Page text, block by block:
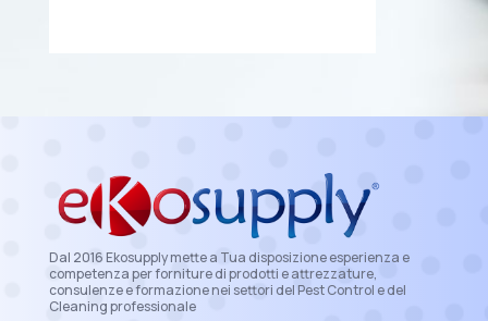
Dal 2016 Ekosupply mette a Tua disposizione esperienza e
competenza per forniture di prodotti e attrezzature,
consulenze e formazione nei settori del Pest Control e del
Cleaning professionale